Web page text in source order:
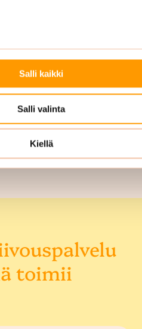
Salli kaikki
Salli valinta
Kiellä
ota yhteyttä meihin
toimii